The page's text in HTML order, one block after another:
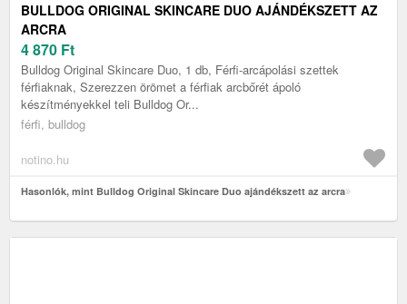
BULLDOG ORIGINAL SKINCARE DUO AJÁNDÉKSZETT AZ
ARCRA
4 870 Ft
Bulldog Original Skincare Duo, 1 db, Férfi-arcápolási szettek
férfiaknak, Szerezzen örömet a férfiak arcbőrét ápoló
készítményekkel teli Bulldog Or...
férfi, bulldog
notino.hu
Hasonlók, mint Bulldog Original Skincare Duo ajándékszett az arcra